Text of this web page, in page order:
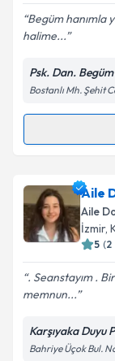
Kişisel
Metni
Begüm hanımla
halime...
Psk. Dan.
Bostanlı Mh. Şehit
Psk. Dan.
oluşturun.
takvim
Kişisel
Metni
Aile
Aile
İzmir,
5 (2
. Seanstayım .
memnun...
Karşıyaka Duyu
Bahriye Üçok Bul.